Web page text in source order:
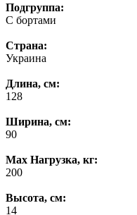
Подгруппа:
С бортами
Страна:
Украина
Длина, см:
128
Ширина, см:
90
Max Нагрузка, кг:
200
Высота, см:
14